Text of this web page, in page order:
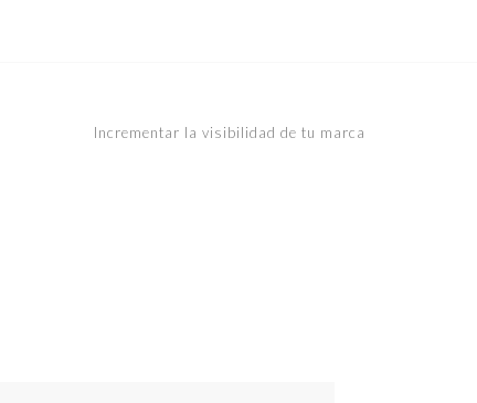
Incrementar la visibilidad de tu marca